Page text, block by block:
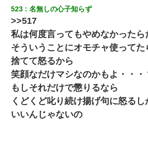
旋のアパートに行け」→ 旦那が義兄に通報
ろ！」とキレて・・・
【まぬけ】夫「離婚だ！」私「わかった。で
だ！」私「いいけど弁護士通して。私も請
ずっとニートだと思ってた同居の義弟が投資
とか知らなかった…
13歳娘が元嫁のところから逃げてきた。ど
からない
523 名無しの心子知らず
>>517
私は何度言ってもやめなかったら
そういうことにオモチャ使って
捨てて怒るから
笑顔なだけマシなのかもよ・・・
もしそれだけで懲りるなら
くどくど叱り続け揚げ句に怒るし
いいんじゃないの